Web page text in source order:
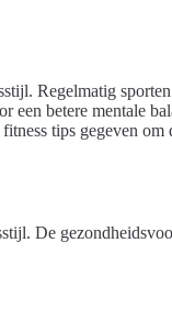
Regelmatig
een betere mentale
tips gegeven
De